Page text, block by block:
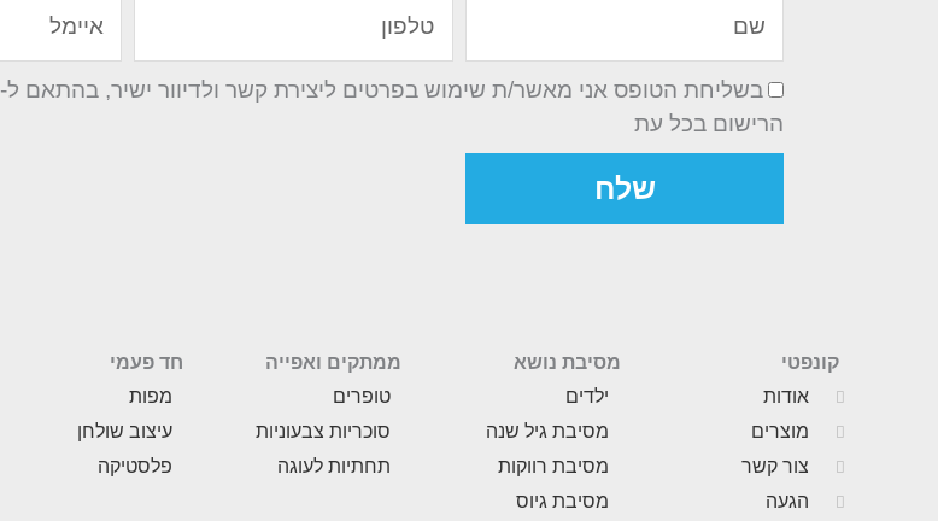
בשליחת הטופס אני מאשר/ת שימוש בפרטים ליצירת קשר ולדיוור ישיר, בהתאם ל-
הרישום בכל עת
שלח
קונפטי
אודות
מוצרים
צור קשר
הגעה
מסיבת נושא
ילדים
מסיבת גיל שנה
מסיבת רווקות
מסיבת גיוס
ממתקים ואפייה
טופרים
סוכריות צבעוניות
תחתיות לעוגה
חד פעמי
מפות
עיצוב שולחן
פלסטיקה